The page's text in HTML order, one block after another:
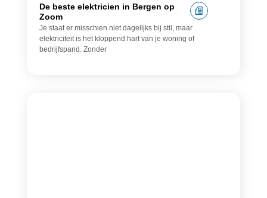
De beste elektricien in Bergen op
Zoom
Je staat er misschien niet dagelijks bij stil, maar
elektriciteit is het kloppend hart van je woning of
bedrijfspand. Zonder